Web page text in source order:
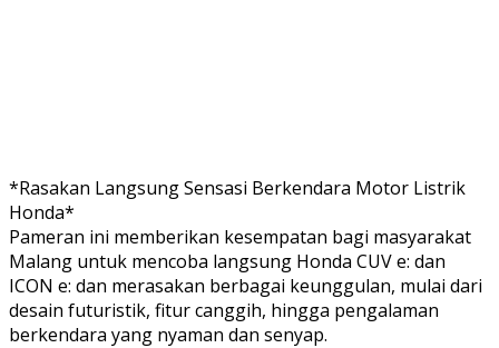
*Rasakan Langsung Sensasi Berkendara Motor Listrik
Honda*
Pameran ini memberikan kesempatan bagi masyarakat
Malang untuk mencoba langsung Honda CUV e: dan
ICON e: dan merasakan berbagai keunggulan, mulai dari
desain futuristik, fitur canggih, hingga pengalaman
berkendara yang nyaman dan senyap.